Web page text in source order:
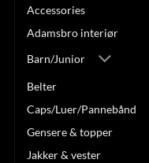
Accessories
Adamsbro interiør
Barn/Junior
Belter
Caps/Luer/Pannebånd
Gensere & topper
Jakker & vester